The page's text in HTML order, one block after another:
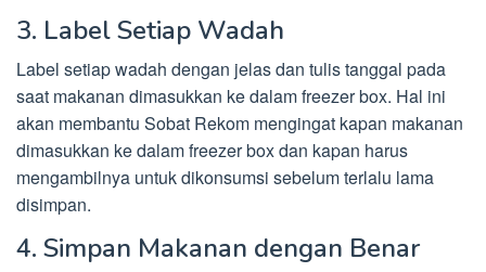
3. Label Setiap Wadah
Label setiap wadah dengan jelas dan tulis tanggal pada
saat makanan dimasukkan ke dalam freezer box. Hal ini
akan membantu Sobat Rekom mengingat kapan makanan
dimasukkan ke dalam freezer box dan kapan harus
mengambilnya untuk dikonsumsi sebelum terlalu lama
disimpan.
4. Simpan Makanan dengan Benar